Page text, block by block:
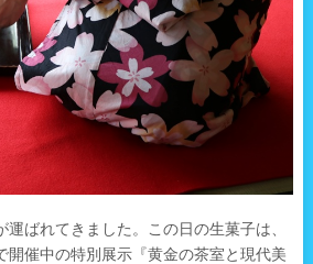
ばれてきました。この日の生菓子は、
開催中の特別展示『黄金の茶室と現代美